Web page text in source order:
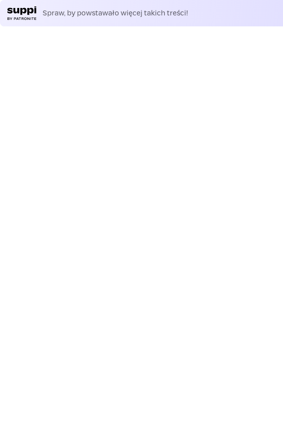
Spraw, by powstawało więcej takich treści!